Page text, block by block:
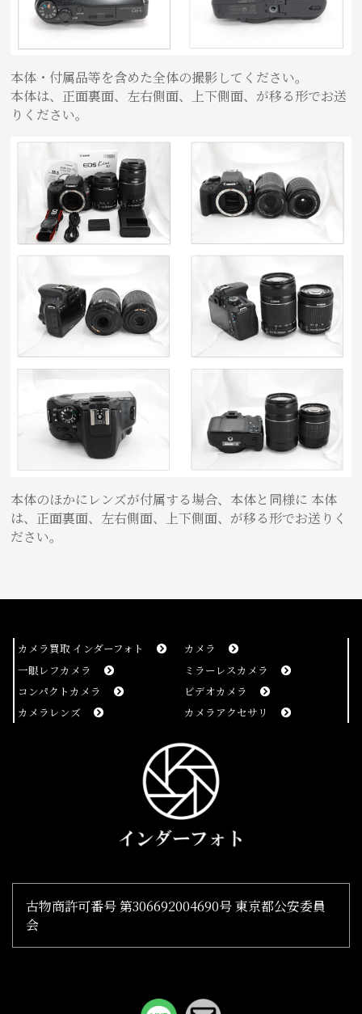
本体・付属品等を含めた全体の撮影してください。
本体は、正面裏面、左右側面、上下側面、が移る形でお送
りください。
本体のほかにレンズが付属する場合、本体と同様に 本体
は、正面裏面、左右側面、上下側面、が移る形でお送りく
ださい。
カメラ買取 インダーフォト
カメラ
一眼レフカメラ
ミラーレスカメラ
コンパクトカメラ
ビデオカメラ
カメラレンズ
カメラアクセサリ
古物商許可番号 第306692004690号 東京都公安委員
会